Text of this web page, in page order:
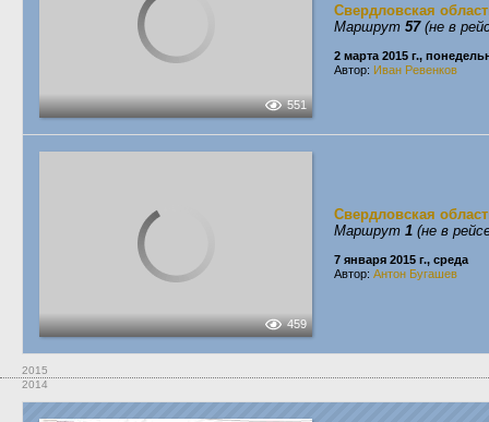
551
Свердловская
Маршрут 57(не в
2 марта 2015 г.,
Автор: Иван Ревенков
459
Свердловская
Маршрут 1 (не в
7 января 2015 г., среда
Автор: Антон Бугашев
2015
2014